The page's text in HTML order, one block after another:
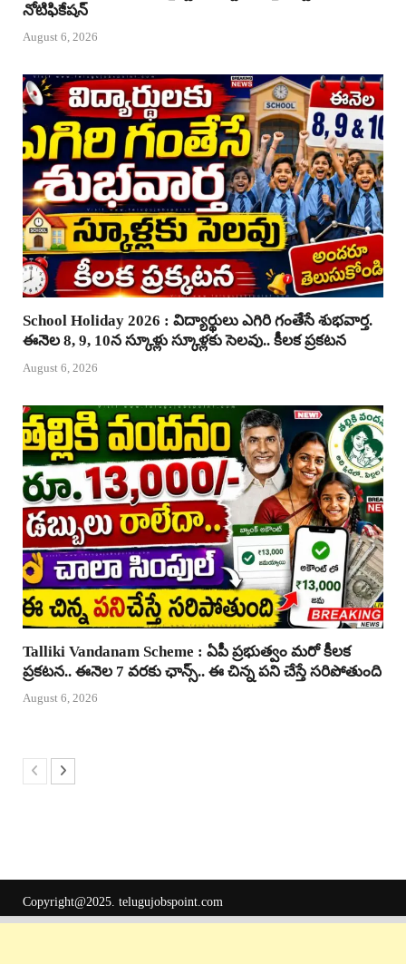
నోటిఫికేషన్
August 6, 2026
School Holiday 2026 : విద్యార్థులు ఎగిరి గంతేసే శుభవార్త.
ఈనెల 8, 9, 10న స్కూళ్లు స్కూళ్లకు సెలవు.. కీలక ప్రకటన
August 6, 2026
Talliki Vandanam Scheme : ఏపీ ప్రభుత్వం మరో కీలక
ప్రకటన.. ఈనెల 7 వరకు ఛాన్స్.. ఈ చిన్న పని చేస్తే సరిపోతుంది
August 6, 2026
Copyright@2025. telugujobspoint.com